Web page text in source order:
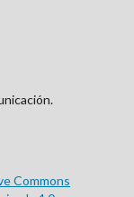
Commons